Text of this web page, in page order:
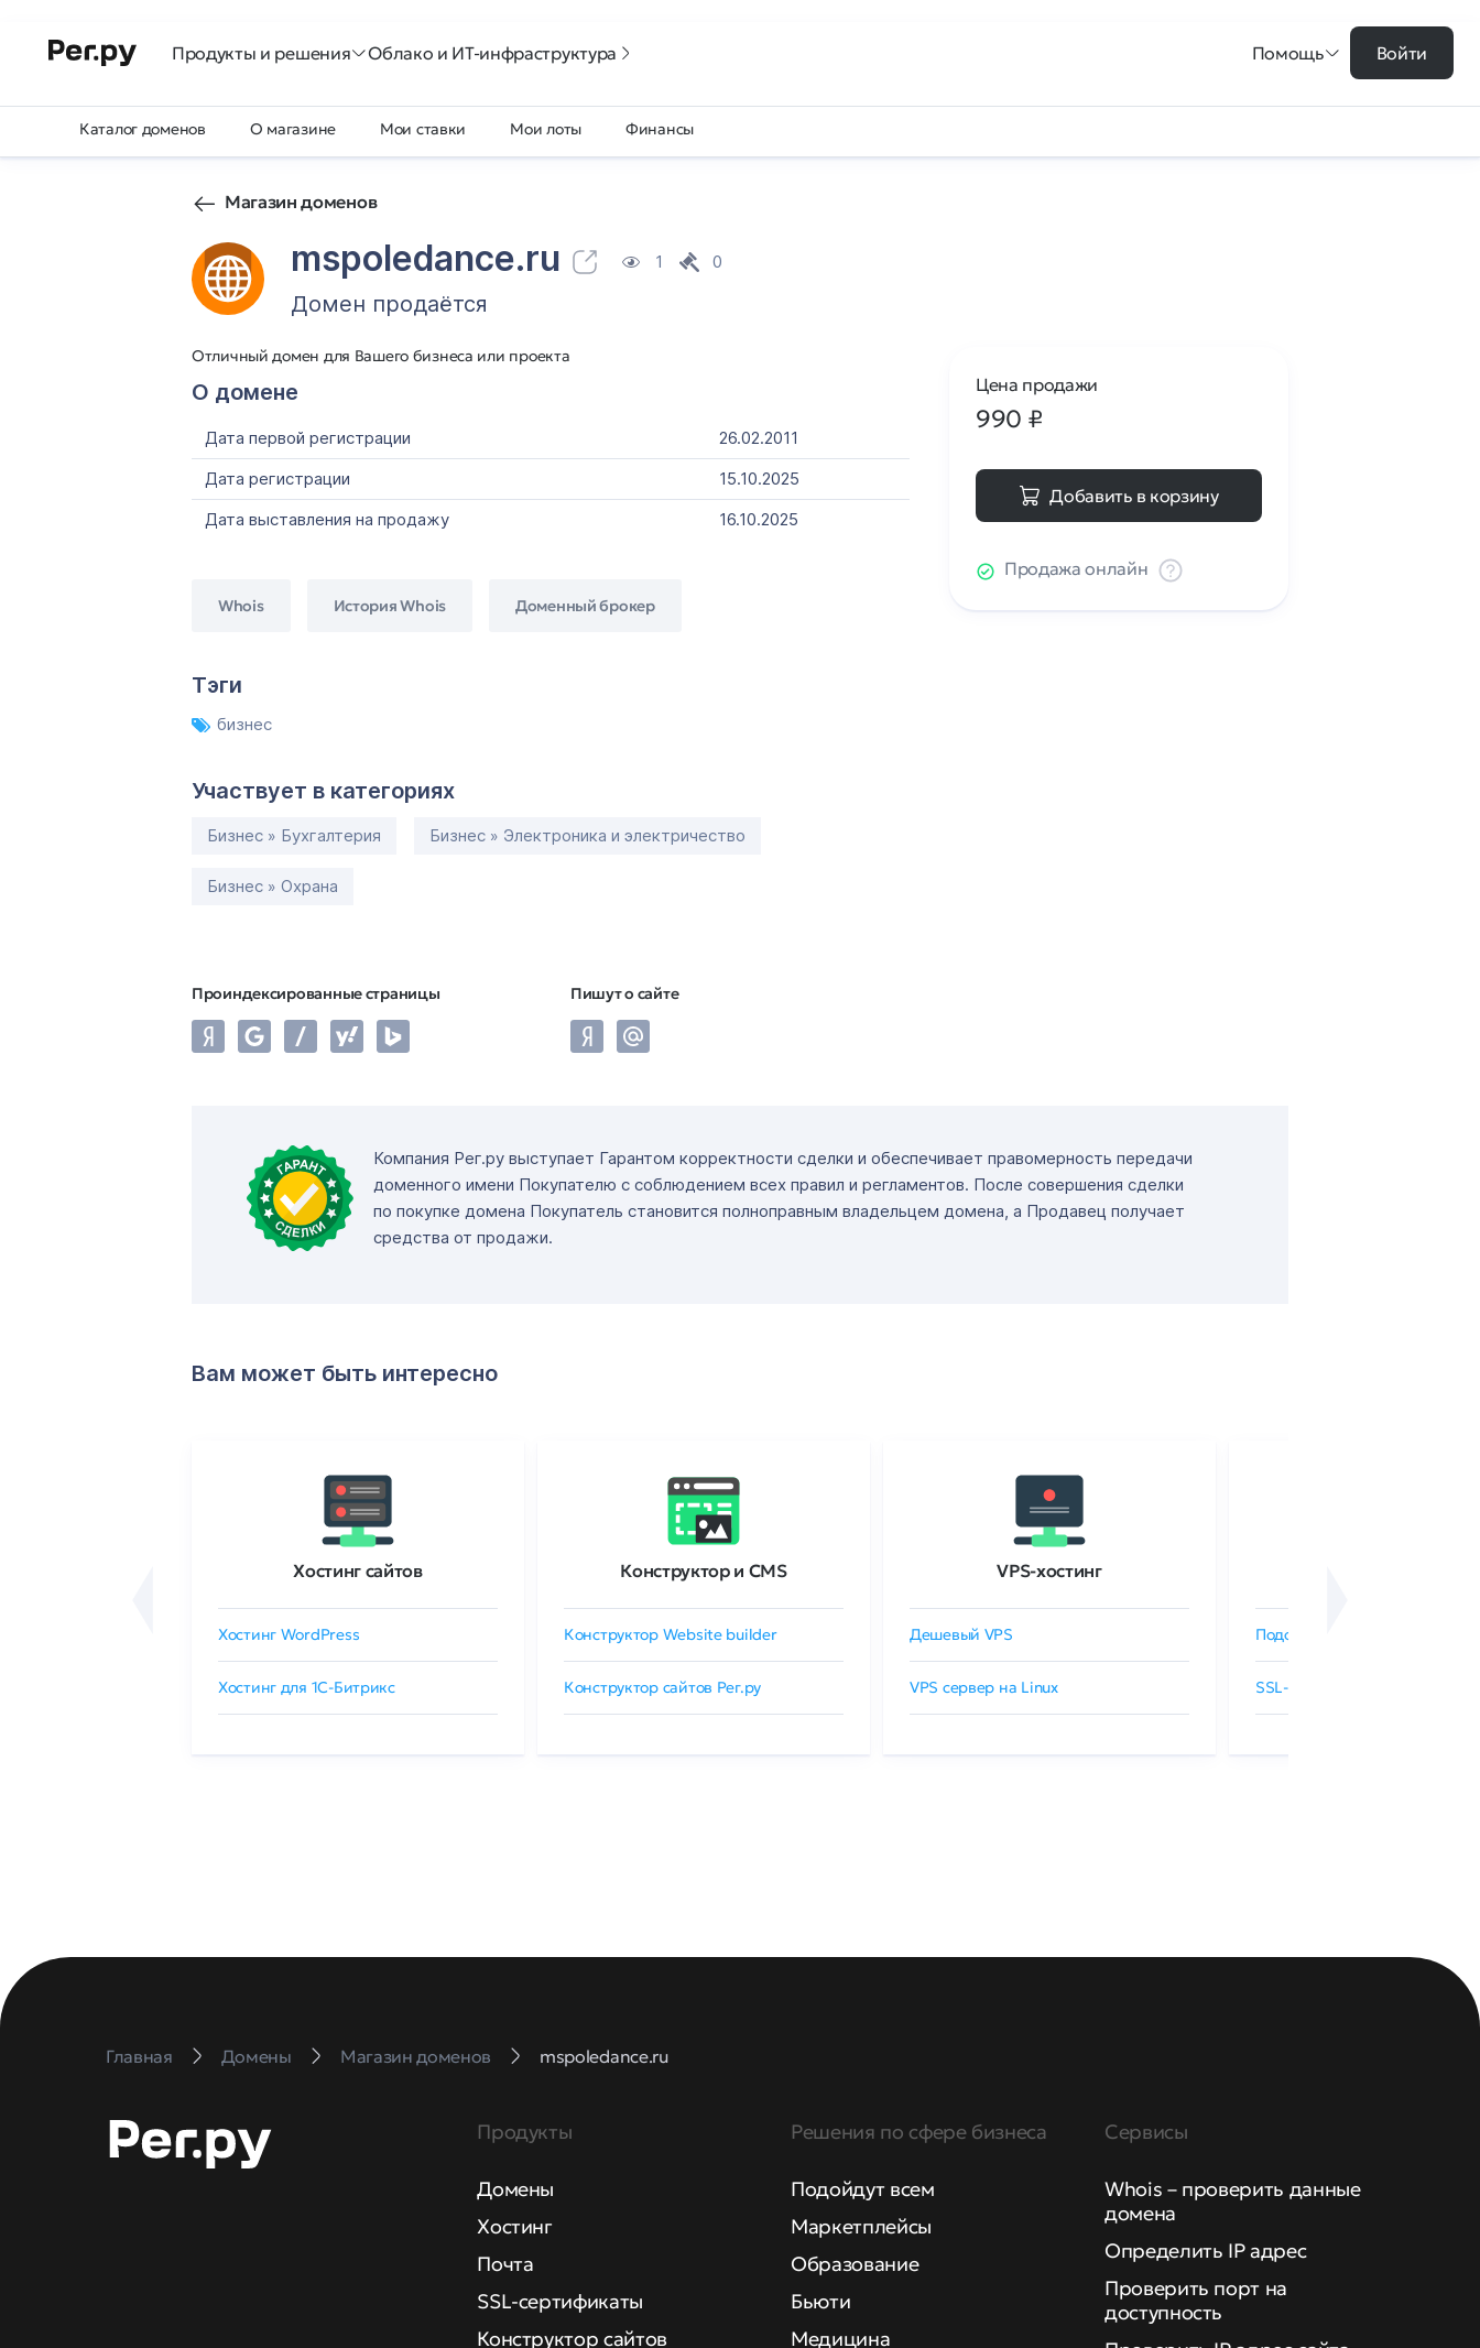
Продукты и решения Облако и ИТ-инфраструктура Помощь Войти
Каталог доменов О магазине Мои ставки Мои лоты Финансы
Магазин доменов
mspoledance.ru 1 0
Домен продаётся
Отличный домен для Вашего бизнеса или проекта
О домене
Дата первой регистрации
26.02.2011
Дата регистрации
15.10.2025
Дата выставления на продажу
16.10.2025
Whois История Whois Доменный брокер
Тэги
бизнес
Участвует в категориях
Бизнес » Бухгалтерия Бизнес » Электроника и электричество
Бизнес » Охрана
Проиндексированные страницы Пишут о сайте
Цена продажи
990 ₽
Добавить в корзину
Продажа онлайн
Компания Рег.ру выступает Гарантом корректности сделки и обеспечивает правомерность передачи
доменного имени Покупателю с соблюдением всех правил и регламентов. После совершения сделки
по покупке домена Покупатель становится полноправным владельцем домена, а Продавец получает
средства от продажи.
Вам может быть интересно
Хостинг сайтов
Хостинг WordPress
Хостинг для 1C-Битрикс
Конструктор и CMS
Конструктор Website builder
Конструктор сайтов Рег.ру
VPS-хостинг
Дешевый VPS
VPS сервер на Linux
Подобрать SSL-сертификат
SSL-сертификаты GlobalSign
Главная Домены Магазин доменов mspoledance.ru
Продукты
Домены
Хостинг
Почта
SSL-сертификаты
Конструктор сайтов
Решения по сфере бизнеса
Подойдут всем
Маркетплейсы
Образование
Бьюти
Медицина
Сервисы
Whois – проверить данные
домена
Определить IP адрес
Проверить порт на
доступность